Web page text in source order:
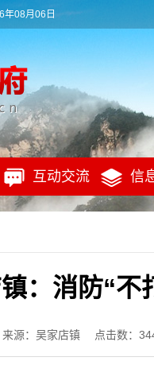
年08月06日
互动交流 信
：消防“不
来源：吴家店镇 点击数：